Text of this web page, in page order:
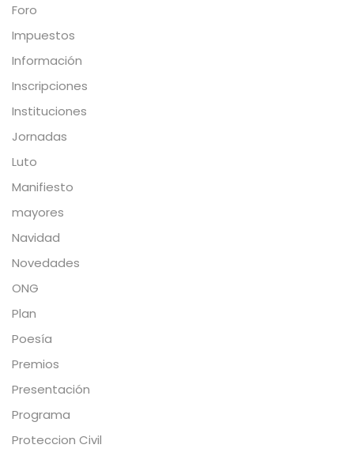
Foro
Impuestos
Información
Inscripciones
Instituciones
Jornadas
Luto
Manifiesto
mayores
Navidad
Novedades
ONG
Plan
Poesía
Premios
Presentación
Programa
Proteccion Civil